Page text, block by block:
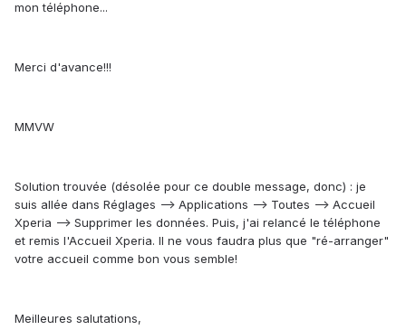
mon téléphone...
Merci d'avance!!!
MMVW
Solution trouvée (désolée pour ce double message, donc) : je
suis allée dans Réglages --> Applications --> Toutes --> Accueil
Xperia --> Supprimer les données. Puis, j'ai relancé le téléphone
et remis l'Accueil Xperia. Il ne vous faudra plus que "ré-arranger"
votre accueil comme bon vous semble!
Meilleures salutations,